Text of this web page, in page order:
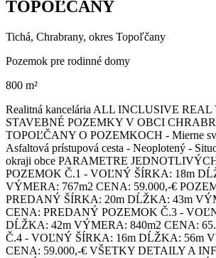
TOPOĽČANY
Tichá, Chrabrany, okres Topoľčany
Pozemok pre rodinné domy
800 m²
Realitná kancelária ALL INCLUSIVE REAL
STAVEBNÉ POZEMKY V OBCI
TOPOĽČANY O POZEMKOCH - Mierne
Asfaltová prístupová cesta - Neoplotený -
okraji obce PARAMETRE
POZEMOK Č.1 - VOĽNÝ ŠÍRKA: 18m
VÝMERA: 767m2 CENA: 59.000,-€
PREDANÝ ŠÍRKA: 20m DĹŽKA: 43m
CENA: PREDANÝ POZEMOK Č.3 -
DĹŽKA: 42m VÝMERA: 840m2 CENA:
Č.4 - VOĽNÝ ŠÍRKA: 16m DĹŽKA: 56m
CENA: 59.000,-€ VŠETKY DETAILY A